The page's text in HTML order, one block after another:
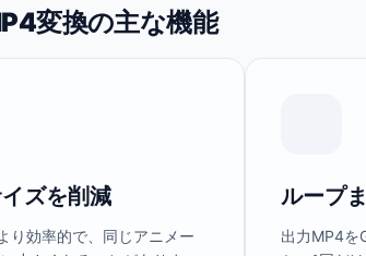
変換の主な機能
ズを削減
り効率的で、同じアニメー
ループ
出力MP4を